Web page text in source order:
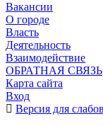
Вакансии
О городе
Власть
Деятельность
Взаимодействие
ОБРАТНАЯ СВЯЗЬ
Карта сайта
Вход
Версия для